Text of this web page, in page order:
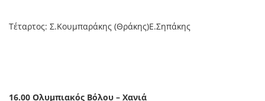
Τέταρτος: Σ.Κουμπαράκης (Θράκης)Ε.Σηπάκης
16.00 Ολυμπιακός Βόλου – Χανιά